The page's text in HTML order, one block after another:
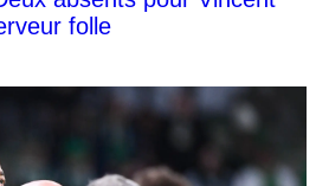
folle